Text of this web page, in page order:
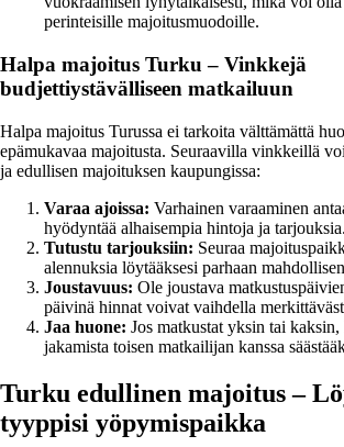
perinteisille majoitusmuodoille.
Halpa majoitus Turku – Vinkkejä
budjettiystävälliseen matkailuun
Halpa majoitus Turussa ei tarkoita välttämättä
epämukavaa majoitusta. Seuraavilla vinkkeillä
ja edullisen majoituksen kaupungissa:
Varaa ajoissa: Varhainen varaaminen
hyödyntää alhaisempia hintoja ja tarjouksia.
Tutustu tarjouksiin: Seuraa
alennuksia löytääksesi parhaan
Joustavuus: Ole joustava
päivinä hinnat voivat vaihdella
Jaa huone: Jos matkustat yksin tai kaksin,
jakamista toisen matkailijan kanssa
Turku edullinen majoitus –
tyyppisi yöpymispaikka